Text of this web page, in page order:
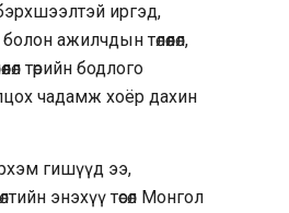
иргэд,
ажилчдын төлөөлөл,
төрийн бодлого
чадамж хоёр дахин
гишүүд ээ,
энэхүү төсөл Монгол